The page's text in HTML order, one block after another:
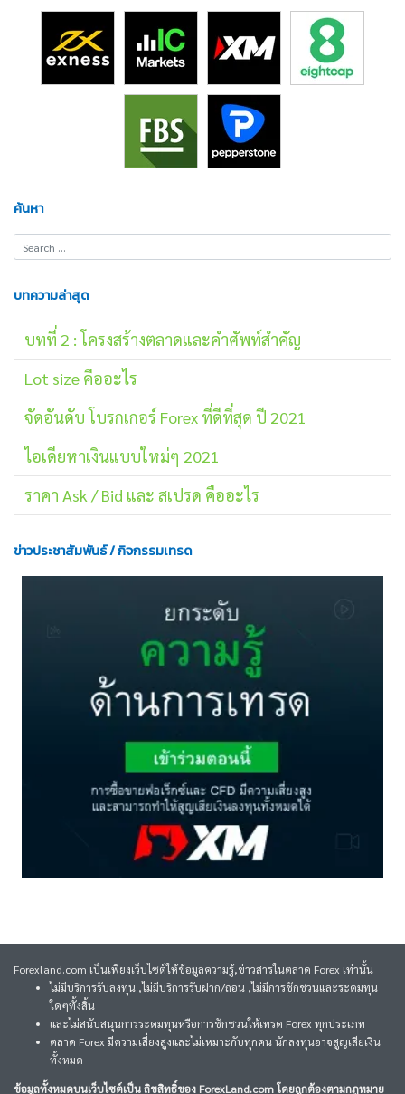
ค้นหา
บทความล่าสุด
บทที่ 2 : โครงสร้างตลาดและคำศัพท์สำคัญ
Lot size คืออะไร
จัดอันดับ โบรกเกอร์ Forex ที่ดีที่สุด ปี 2021
ไอเดียหาเงินแบบใหม่ๆ 2021
ราคา Ask / Bid และ สเปรด คืออะไร
ข่าวประชาสัมพันธ์ / กิจกรรมเทรด
Forexland.com เป็นเพียงเว็บไซต์ให้ข้อมูลความรู้,ข่าวสารในตลาด Forex เท่านั้น
ไม่มีบริการรับลงทุน ,ไม่มีบริการรับฝาก/ถอน ,ไม่มีการชักชวนและระดมทุน
ใดๆทั้งสิ้น
และไม่สนับสนุนการระดมทุนหรือการชักชวนให้เทรด Forex ทุกประเภท
ตลาด Forex มีความเสี่ยงสูงและไม่เหมาะกับทุกคน นักลงทุนอาจสูญเสียเงิน
ทั้งหมด
ข้อมูลทั้งหมดบนเว็บไซต์เป็น ลิขสิทธิ์ของ ForexLand.com โดยถูกต้องตามกฎหมาย